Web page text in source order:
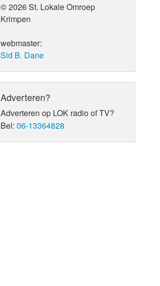
© 2026 St. Lokale Omroep
Krimpen
webmaster:
Sid B. Dane
Adverteren?
Adverteren op LOK radio of TV?
Bel:06-13364828